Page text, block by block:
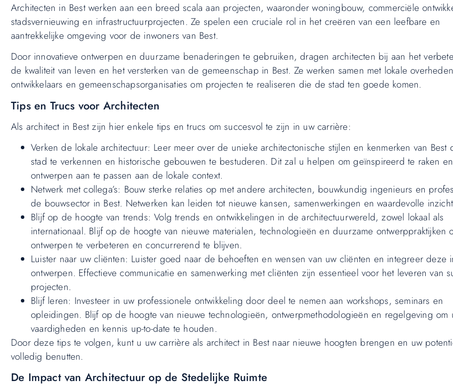
Architecten in Best werken aan een breed scala aan projecten, waaronder woningbouw, commerciële
stadsvernieuwing en infrastructuurprojecten. Ze spelen een cruciale rol in het creëren van een leefbare en
aantrekkelijke omgeving voor de inwoners van Best.
Door innovatieve ontwerpen en duurzame benaderingen te gebruiken, dragen architecten bij aan het
de kwaliteit van leven en het versterken van de gemeenschap in Best. Ze werken samen met lokale
ontwikkelaars en gemeenschapsorganisaties om projecten te realiseren die de stad ten goede komen.
Tips en Trucs voor Architecten
Als architect in Best zijn hier enkele tips en trucs om succesvol te zijn in uw carrière:
Verken de lokale architectuur: Leer meer over de unieke architectonische stijlen en kenmerken van Best
stad te verkennen en historische gebouwen te bestuderen. Dit zal u helpen om geïnspireerd te raken
ontwerpen aan te passen aan de lokale context.
Netwerk met collega’s: Bouw sterke relaties op met andere architecten, bouwkundig ingenieurs en
de bouwsector in Best. Netwerken kan leiden tot nieuwe kansen, samenwerkingen en waardevolle
Blijf op de hoogte van trends: Volg trends en ontwikkelingen in de architectuurwereld, zowel lokaal als
internationaal. Blijf op de hoogte van nieuwe materialen, technologieën en duurzame ontwerppraktijken
ontwerpen te verbeteren en concurrerend te blijven.
Luister naar uw cliënten: Luister goed naar de behoeften en wensen van uw cliënten en integreer deze
ontwerpen. Effectieve communicatie en samenwerking met cliënten zijn essentieel voor het leveren van
projecten.
Blijf leren: Investeer in uw professionele ontwikkeling door deel te nemen aan workshops, seminars en
opleidingen. Blijf op de hoogte van nieuwe technologieën, ontwerpmethodologieën en regelgeving om
vaardigheden en kennis up-to-date te houden.
Door deze tips te volgen, kunt u uw carrière als architect in Best naar nieuwe hoogten brengen en uw
volledig benutten.
De Impact van Architectuur op de Stedelijke Ruimte